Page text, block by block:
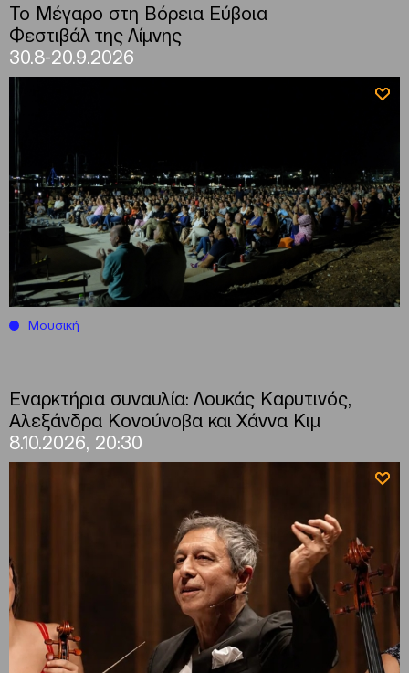
Το Μέγαρο στη Βόρεια Εύβοια
Φεστιβάλ της Λίμνης
30.8-20.9.2026
Μουσική
Εναρκτήρια συναυλία: Λουκάς Καρυτινός,
Αλεξάνδρα Κονούνοβα και Χάννα Κιμ
8.10.2026, 20:30